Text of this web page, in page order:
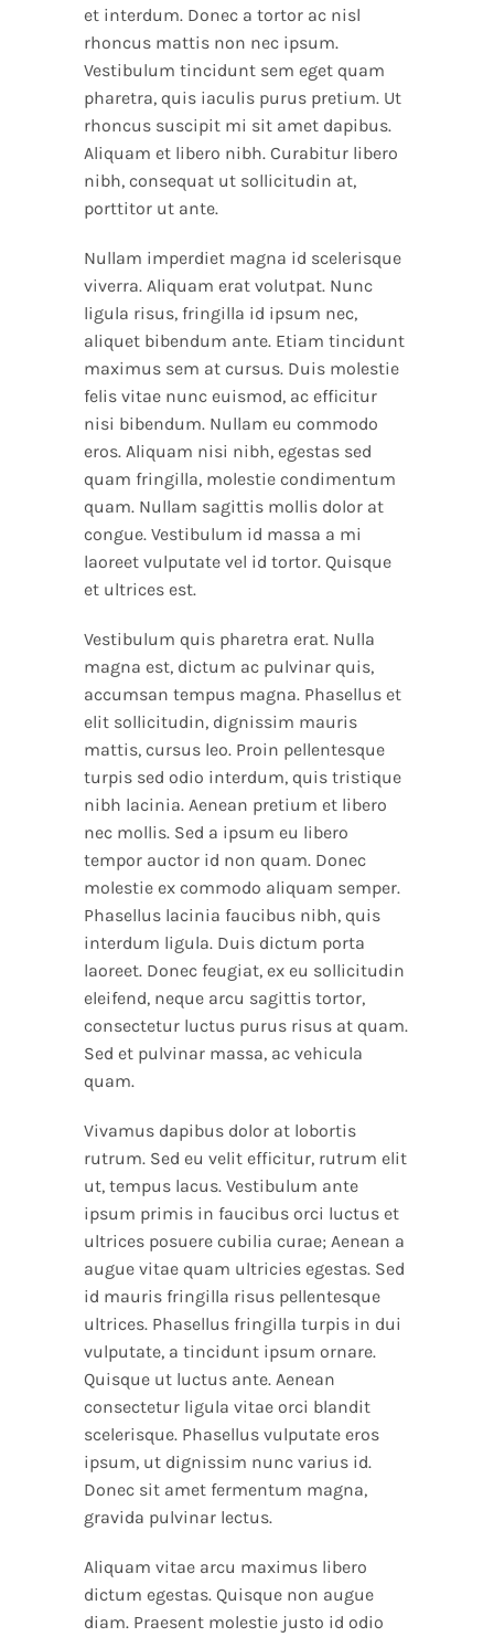
et interdum. Donec a tortor ac nisl
rhoncus mattis non nec ipsum.
Vestibulum tincidunt sem eget quam
pharetra, quis iaculis purus pretium. Ut
rhoncus suscipit mi sit amet dapibus.
Aliquam et libero nibh. Curabitur libero
nibh, consequat ut sollicitudin at,
porttitor ut ante.
Nullam imperdiet magna id scelerisque
viverra. Aliquam erat volutpat. Nunc
ligula risus, fringilla id ipsum nec,
aliquet bibendum ante. Etiam tincidunt
maximus sem at cursus. Duis molestie
felis vitae nunc euismod, ac efficitur
nisi bibendum. Nullam eu commodo
eros. Aliquam nisi nibh, egestas sed
quam fringilla, molestie condimentum
quam. Nullam sagittis mollis dolor at
congue. Vestibulum id massa a mi
laoreet vulputate vel id tortor. Quisque
et ultrices est.
Vestibulum quis pharetra erat. Nulla
magna est, dictum ac pulvinar quis,
accumsan tempus magna. Phasellus et
elit sollicitudin, dignissim mauris
mattis, cursus leo. Proin pellentesque
turpis sed odio interdum, quis tristique
nibh lacinia. Aenean pretium et libero
nec mollis. Sed a ipsum eu libero
tempor auctor id non quam. Donec
molestie ex commodo aliquam semper.
Phasellus lacinia faucibus nibh, quis
interdum ligula. Duis dictum porta
laoreet. Donec feugiat, ex eu sollicitudin
eleifend, neque arcu sagittis tortor,
consectetur luctus purus risus at quam.
Sed et pulvinar massa, ac vehicula
quam.
Vivamus dapibus dolor at lobortis
rutrum. Sed eu velit efficitur, rutrum elit
ut, tempus lacus. Vestibulum ante
ipsum primis in faucibus orci luctus et
ultrices posuere cubilia curae; Aenean a
augue vitae quam ultricies egestas. Sed
id mauris fringilla risus pellentesque
ultrices. Phasellus fringilla turpis in dui
vulputate, a tincidunt ipsum ornare.
Quisque ut luctus ante. Aenean
consectetur ligula vitae orci blandit
scelerisque. Phasellus vulputate eros
ipsum, ut dignissim nunc varius id.
Donec sit amet fermentum magna,
gravida pulvinar lectus.
Aliquam vitae arcu maximus libero
dictum egestas. Quisque non augue
diam. Praesent molestie justo id odio